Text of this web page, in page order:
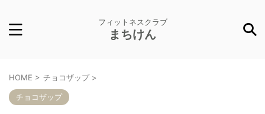
フィットネスクラブ
まちけん
HOME > チョコザップ >
チョコザップ